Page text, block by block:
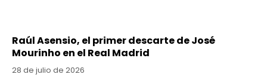
Raúl Asensio, el primer descarte de José
Mourinho en el Real Madrid
28 de julio de 2026